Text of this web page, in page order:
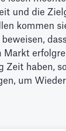
und die
kommen
Markt
Zeit haben,
um